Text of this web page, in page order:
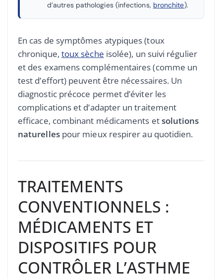
d’autres pathologies (infections, bronchite).
En cas de symptômes atypiques (toux
chronique, toux sèche isolée), un suivi régulier
et des examens complémentaires (comme un
test d’effort) peuvent être nécessaires. Un
diagnostic précoce permet d’éviter les
complications et d’adapter un traitement
efficace, combinant médicaments etsolutions
naturellespour mieux respirer au quotidien.
TRAITEMENTS
CONVENTIONNELS :
MÉDICAMENTS ET
DISPOSITIFS POUR
CONTRÔLER L’ASTHME